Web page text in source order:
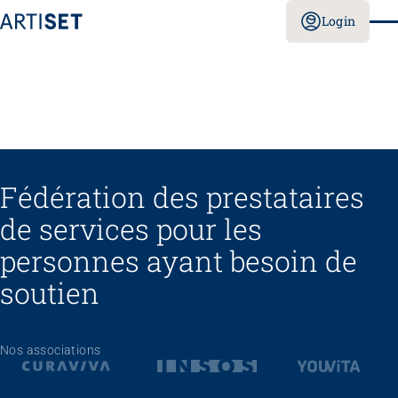
Login
Fédération des prestataires
de services pour les
personnes ayant besoin de
soutien
Nos associations